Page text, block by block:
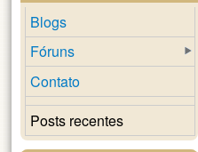
Blogs
Fóruns
Contato
Posts recentes